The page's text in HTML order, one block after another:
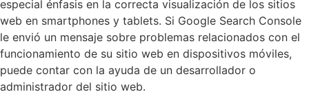
especial énfasis en la correcta visualización de los sitios
web en smartphones y tablets. Si Google Search Console
le envió un mensaje sobre problemas relacionados con el
funcionamiento de su sitio web en dispositivos móviles,
puede contar con la ayuda de un desarrollador o
administrador del sitio web.